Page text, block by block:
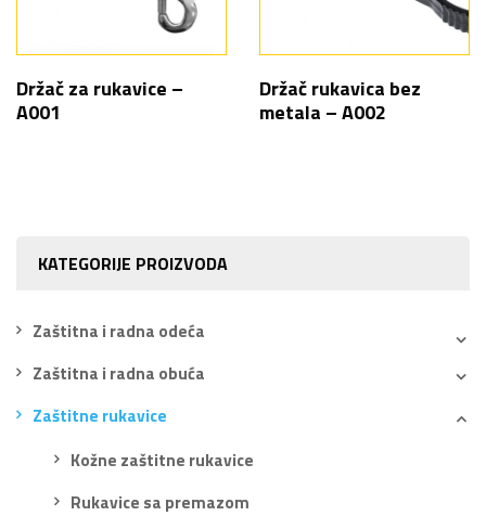
KATEGORIJE PROIZVODA
Zaštitna i radna odeća
Zaštitna i radna obuća
Zaštitne rukavice
Kožne zaštitne rukavice
Rukavice sa premazom
Držač za rukavice –
A001
Držač rukavica bez
metala – A002